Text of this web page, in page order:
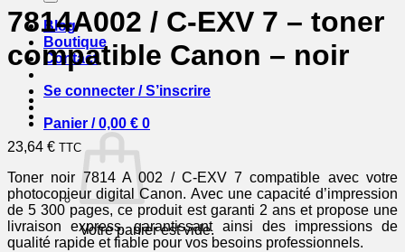
Blog
Boutique
Contact
Se connecter / S’inscrire
Panier /0,00 € 0
Votre panier est vide.
7814A002 / C-EXV 7 – toner
compatible Canon – noir
23,64 € TTC
Toner noir 7814 A 002 / C-EXV 7 compatible avec votre
photocopieur digital Canon. Avec une capacité d’impression
de 5 300 pages, ce produit est garanti 2 ans et propose une
livraison express, garantissant ainsi des impressions de
qualité rapide et fiable pour vos besoins professionnels.